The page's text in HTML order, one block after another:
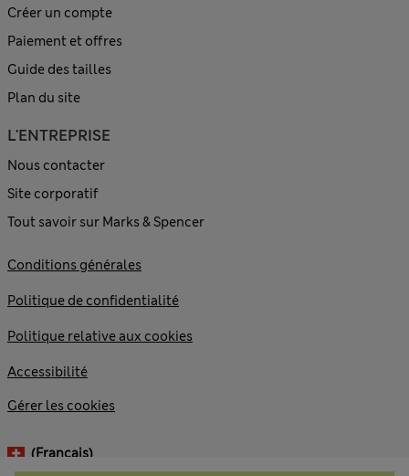
Créer un compte
Paiement et offres
Guide des tailles
Plan du site
L'ENTREPRISE
Nous contacter
Site corporatif
Tout savoir sur Marks & Spencer
Conditions générales
Politique de confidentialité
Politique relative aux cookies
Accessibilité
Gérer les cookies
(français)